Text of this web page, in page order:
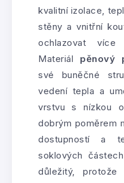
kvalitní izolace,
stěny a vnitřní
ochlazovat
Materiál pěnový
své buněčné
vedení tepla a
vrstvu s nízkou
dobrým poměrem
dostupností a
soklových
důležitý, protože